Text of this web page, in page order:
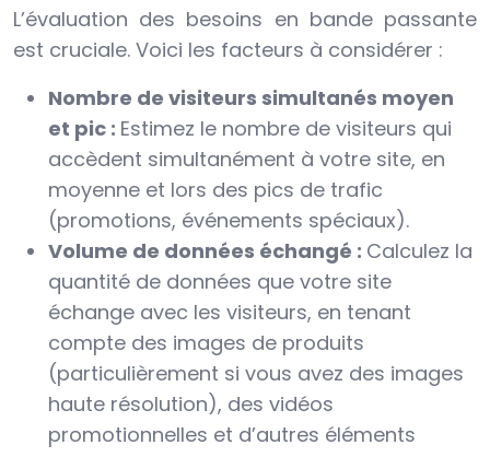
L’évaluation des besoins en bande passante
est cruciale. Voici les facteurs à considérer :
Nombre de visiteurs simultanés moyen
et pic : Estimez le nombre de visiteurs qui
accèdent simultanément à votre site, en
moyenne et lors des pics de trafic
(promotions, événements spéciaux).
Volume de données échangé : Calculez la
quantité de données que votre site
échange avec les visiteurs, en tenant
compte des images de produits
(particulièrement si vous avez des images
haute résolution), des vidéos
promotionnelles et d’autres éléments